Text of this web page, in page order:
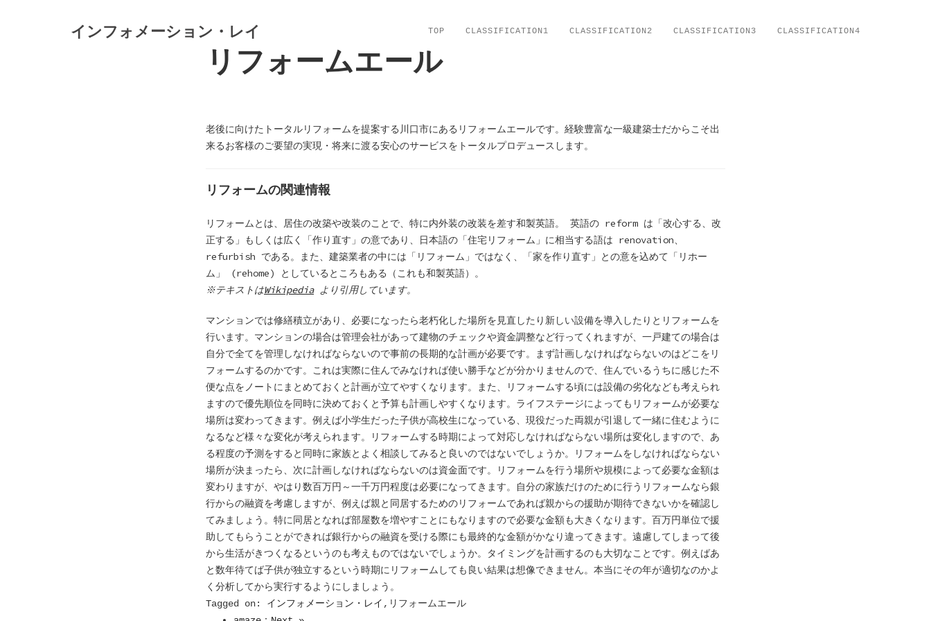
インフォメーション・レイ TOP CLASSIFICATION1 CLASSIFICATION2 CLASSIFICATION3 CLASSIFICATION4
リフォームエール
老後に向けたトータルリフォームを提案する川口市にあるリフォームエールです。経験豊富な一級建築士だからこそ出
来るお客様のご要望の実現・将来に渡る安心のサービスをトータルプロデュースします。
リフォームの関連情報
リフォームとは、居住の改築や改装のことで、特に内外装の改装を差す和製英語。 英語の reform は「改心する、改
正する」もしくは広く「作り直す」の意であり、日本語の「住宅リフォーム」に相当する語は renovation、
refurbish である。また、建築業者の中には「リフォーム」ではなく、「家を作り直す」との意を込めて「リホー
ム」 (rehome) としているところもある（これも和製英語）。
※テキストはWikipediaより引用しています。
マンションでは修繕積立があり、必要になったら老朽化した場所を見直したり新しい設備を導入したりとリフォームを
行います。マンションの場合は管理会社があって建物のチェックや資金調整など行ってくれますが、一戸建ての場合は
自分で全てを管理しなければならないので事前の長期的な計画が必要です。まず計画しなければならないのはどこをリ
フォームするのかです。これは実際に住んでみなければ使い勝手などが分かりませんので、住んでいるうちに感じた不
便な点をノートにまとめておくと計画が立てやすくなります。また、リフォームする頃には設備の劣化なども考えられ
ますので優先順位を同時に決めておくと予算も計画しやすくなります。ライフステージによってもリフォームが必要な
場所は変わってきます。例えば小学生だった子供が高校生になっている、現役だった両親が引退して一緒に住むように
なるなど様々な変化が考えられます。リフォームする時期によって対応しなければならない場所は変化しますので、あ
る程度の予測をすると同時に家族とよく相談してみると良いのではないでしょうか。リフォームをしなければならない
場所が決まったら、次に計画しなければならないのは資金面です。リフォームを行う場所や規模によって必要な金額は
変わりますが、やはり数百万円～一千万円程度は必要になってきます。自分の家族だけのために行うリフォームなら銀
行からの融資を考慮しますが、例えば親と同居するためのリフォームであれば親からの援助が期待できないかを確認し
てみましょう。特に同居となれば部屋数を増やすことにもなりますので必要な金額も大きくなります。百万円単位で援
助してもらうことができれば銀行からの融資を受ける際にも最終的な金額がかなり違ってきます。遠慮してしまって後
から生活がきつくなるというのも考えものではないでしょうか。タイミングを計画するのも大切なことです。例えばあ
と数年待てば子供が独立するという時期にリフォームしても良い結果は想像できません。本当にその年が適切なのかよ
く分析してから実行するようにしましょう。
Tagged on: インフォメーション・レイ ,リフォームエール